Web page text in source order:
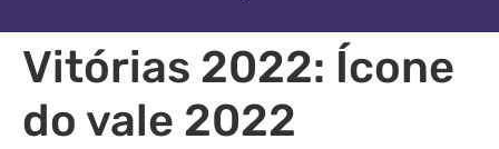
Vitórias 2022: Ícone
do vale 2022